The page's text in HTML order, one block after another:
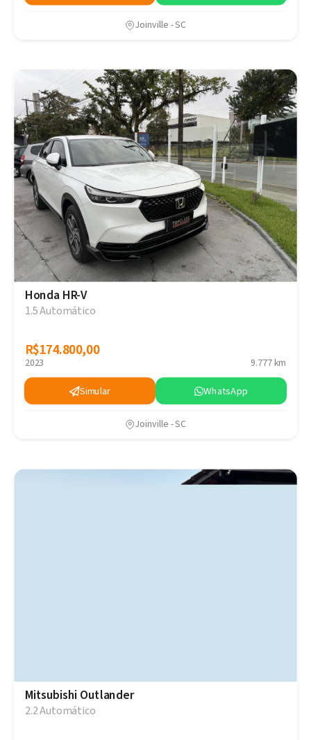
Joinville - SC
Honda HR-V
1.5 Automático
R$174.800,00
R$174.800,00
2023 9.777 km
Simular WhatsApp
Joinville - SC
Mitsubishi Outlander
2.2 Automático